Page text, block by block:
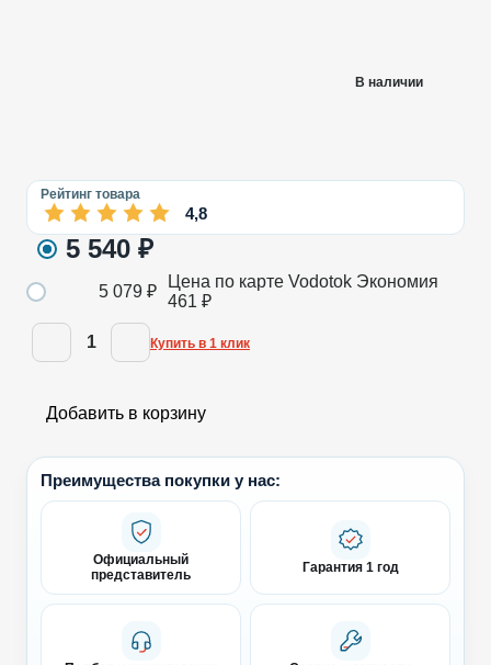
В наличии
Рейтинг товара
4,8
5 540 ₽
5 079 ₽
Цена по карте Vodotok Экономия
461 ₽
1 Купить в 1 клик
Добавить в корзину
Преимущества покупки у нас:
Официальный
представитель
Гарантия 1 год